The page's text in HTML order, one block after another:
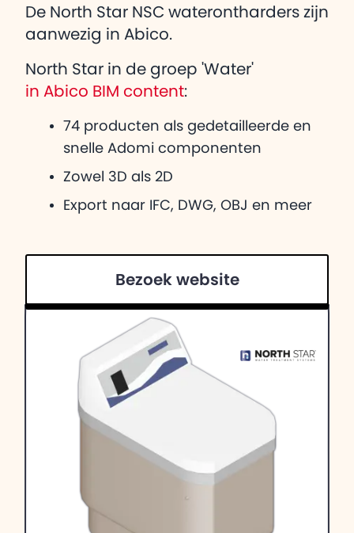
De North Star NSC waterontharders zijn
aanwezig in Abico.
North Star in de groep 'Water'
in Abico BIM content:
74 producten als gedetailleerde en
snelle Adomi componenten
Zowel 3D als 2D
Export naar IFC, DWG, OBJ en meer
Bezoek website